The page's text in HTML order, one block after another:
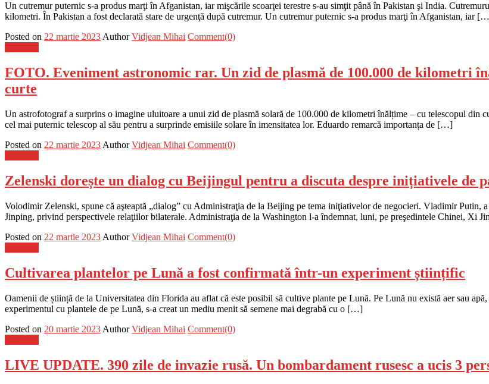
Un cutremur puternic s-a produs marţi în Afganistan, iar mişcările scoarţei terestre s-au simţit până în Pakistan şi India.
kilometri. În Pakistan a fost declarată stare de urgenţă după cutremur. Un cutremur puternic s-a produs marţi în Afganistan, iar
Posted on 22 martie 2023 Author Vidjean Mihai Comment(0)
FOTO. Eveniment astronomic rar. Un zid de plasmă de 100.000 de kilometri
curte
Un astrofotograf a surprins o imagine uluitoare a unui zid de plasmă solară de 100.000 de kilometri înălțime – cu telescopul din
cel mai puternic telescop al său pentru a surprinde emisiile solare în imensitatea lor. Eduardo remarcă importanța de […]
Posted on 22 martie 2023 Author Vidjean Mihai Comment(0)
Zelenski dorește un dialog cu Beijingul pentru a discuta despre inițiativele de
Volodimir Zelenski, spune că aşteaptă „dialog” cu Administraţia de la Beijing pe tema iniţiativelor de negocieri. Vladimir Putin,
Jinping, privind perspectivele relaţiilor bilaterale. Administraţia de la Washington l-a îndemnat, luni, pe preşedintele Chinei, Xi
Posted on 22 martie 2023 Author Vidjean Mihai Comment(0)
Cultivarea plantelor pe Lună a fost confirmată într-un experiment științific
Oamenii de știință de la Universitatea din Florida au aflat că este posibil să cultive plante pe Lună. Pe Lună nu există aer sau
experimentul cu plantele de pe Lună, s-a creat un mediu menit să semene mai degrabă cu o […]
Posted on 20 martie 2023 Author Vidjean Mihai Comment(0)
LIVE UPDATE. 390 zile de invazie rusă. Un bombardament rusesc a ucis 3